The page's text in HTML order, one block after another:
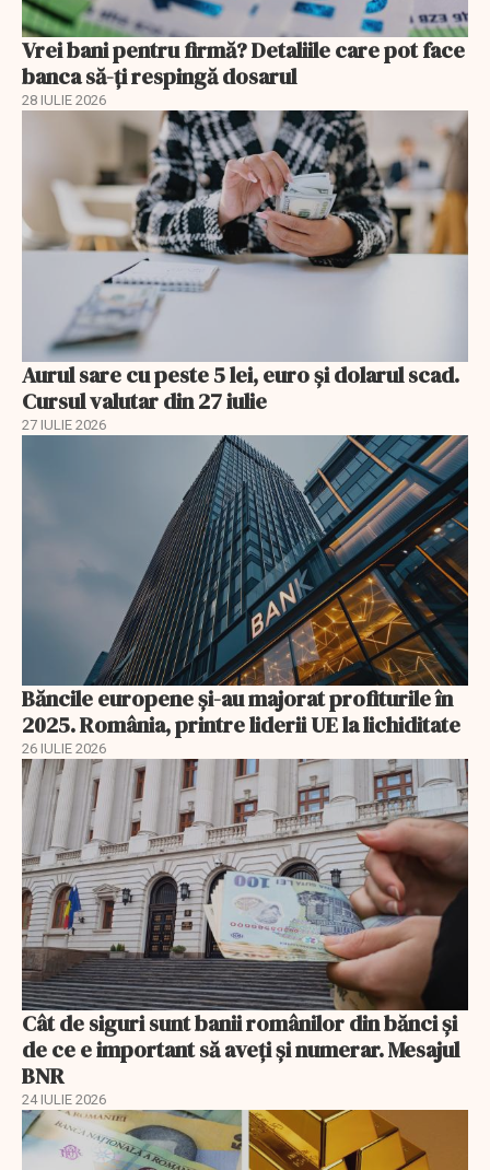
Vrei bani pentru firmă? Detaliile care pot face
banca să-ți respingă dosarul
28 IULIE 2026
Aurul sare cu peste 5 lei, euro și dolarul scad.
Cursul valutar din 27 iulie
27 IULIE 2026
Băncile europene și-au majorat profiturile în
2025. România, printre liderii UE la lichiditate
26 IULIE 2026
Cât de siguri sunt banii românilor din bănci şi
de ce e important să aveţi şi numerar. Mesajul
BNR
24 IULIE 2026